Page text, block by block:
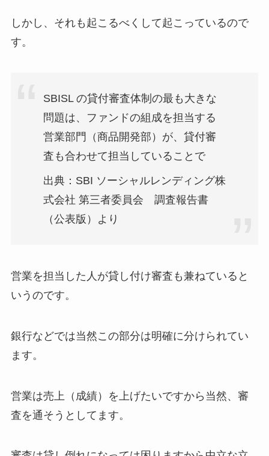
しかし、それも起こるべくして起こっているので
す。
SBISL の貸付審査体制の最も大きな
問題は、ファンドの組成を担当する
営業部門（商品開発部）が、貸付審
査も合わせて担当していることで
出典：SBI ソーシャルレンディング株
式会社 第三者委員会 調査報告書
（公表版）より
営業を担当した人が貸し付け審査も兼ねていると
いうのです。
銀行などでは当然この部分は明確に分けられてい
ます。
営業は売上（成績）を上げたいですから当然、審
査を通そうとしてます。